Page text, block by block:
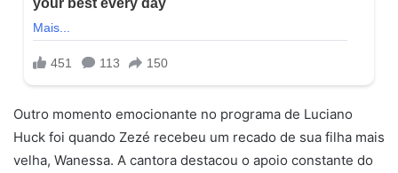
Outro momento emocionante no programa de Luciano
Huck foi quando Zezé recebeu um recado de sua filha mais
velha, Wanessa. A cantora destacou o apoio constante do